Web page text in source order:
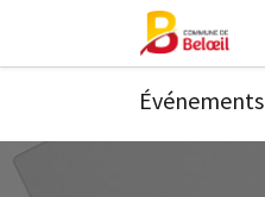
Événements